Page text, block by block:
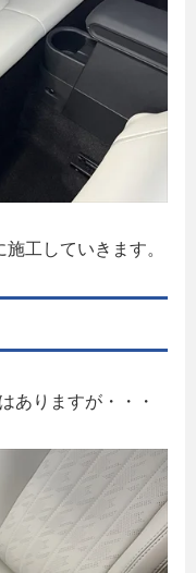
工していきます。
ありますが・・・